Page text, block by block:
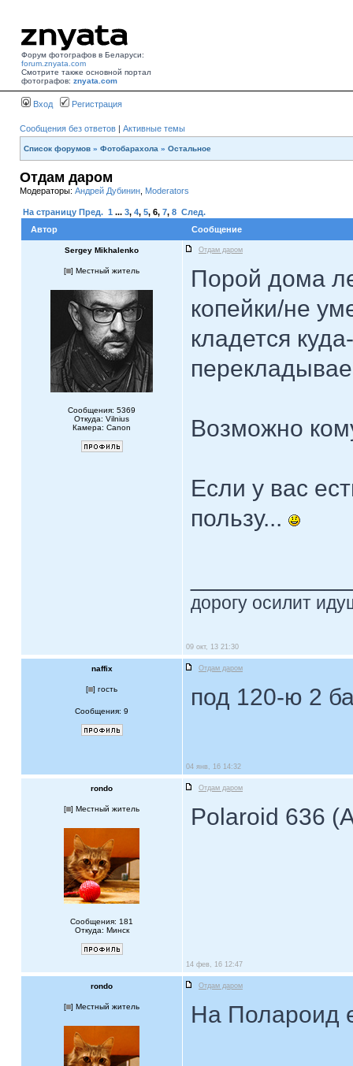
Форум фотографов в Беларуси:
forum.znyata.com
Смотрите также основной портал
фотографов: znyata.com
Вход Регистрация
Сообщения без ответов | Активные темы
Список форумов » Фотобарахола » Остальное
Отдам даром
Модераторы: Андрей Дубинин Moderators
На страницу Пред. 1 ... 3, 4, 5, 6, 7, 8 След.
Автор
Сообщение
Sergey Mikhalenko Отдам даром
[ ] Местный житель
Сообщения: 5369
Откуда: Vilnius
Камера: Canon
Порой дома
копейки/не
кладется
Возможно
Если у вас
пользу...
дорогу осилит
09 окт, 13 21:30
naffix Отдам даром
[ ] гость
Сообщения: 9
под 120-ю 2
04 янв, 16 14:32
rondo Отдам даром
[ ] Местный житель
Сообщения: 181
Откуда: Минск
Polaroid 636
14 фев, 16 12:47
rondo Отдам даром
[ ] Местный житель На Полароид